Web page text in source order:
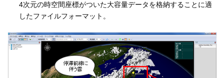
4次元の時空間座標がついた大容量データを格納することに適
したファイルフォーマット。